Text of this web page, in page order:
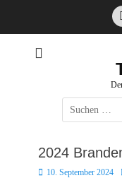
Suche
nach:
2024
Posted
10. September 2024